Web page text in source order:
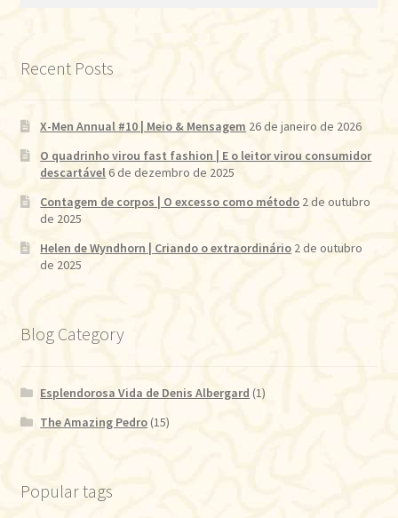
Recent Posts
X-Men Annual #10 | Meio & Mensagem 26 de janeiro de 2026
O quadrinho virou fast fashion | E o leitor virou consumidor
descartável6 de dezembro de 2025
Contagem de corpos | O excesso como método 2 de outubro
de 2025
Helen de Wyndhorn | Criando o extraordinário 2 de outubro
de 2025
Blog Category
Esplendorosa Vida de Denis Albergard (1)
The Amazing Pedro (15)
Popular tags